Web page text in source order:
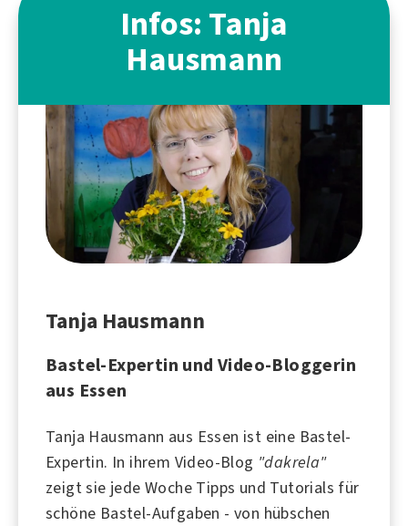
Infos: Tanja
Hausmann
Tanja Hausmann
Bastel-Expertin und Video-Bloggerin
aus Essen
Tanja Hausmann aus Essen ist eine Bastel-
Expertin. In ihrem Video-Blog "dakrela"
zeigt sie jede Woche Tipps und Tutorials für
schöne Bastel-Aufgaben - von hübschen